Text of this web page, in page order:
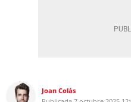
Joan Colás